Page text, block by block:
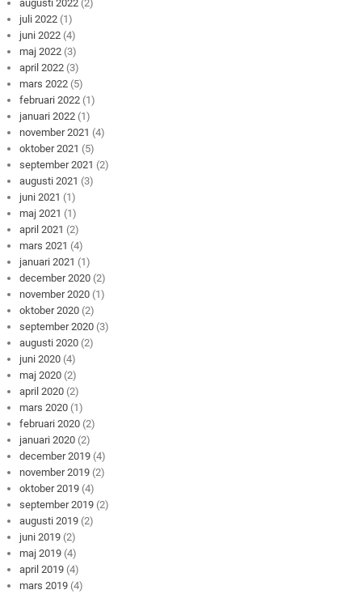
augusti 2022 (2)
juli 2022 (1)
juni 2022 (4)
maj 2022 (3)
april 2022 (3)
mars 2022 (5)
februari 2022 (1)
januari 2022 (1)
november 2021 (4)
oktober 2021 (5)
september 2021 (2)
augusti 2021 (3)
juni 2021 (1)
maj 2021 (1)
april 2021 (2)
mars 2021 (4)
januari 2021 (1)
december 2020 (2)
november 2020 (1)
oktober 2020 (2)
september 2020 (3)
augusti 2020 (2)
juni 2020 (4)
maj 2020 (2)
april 2020 (2)
mars 2020 (1)
februari 2020 (2)
januari 2020 (2)
december 2019 (4)
november 2019 (2)
oktober 2019 (4)
september 2019 (2)
augusti 2019 (2)
juni 2019 (2)
maj 2019 (4)
april 2019 (4)
mars 2019 (4)